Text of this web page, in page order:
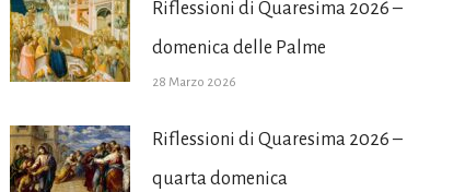
Riflessioni di Quaresima 2026 –
domenica delle Palme
28 Marzo 2026
Riflessioni di Quaresima 2026 –
quarta domenica